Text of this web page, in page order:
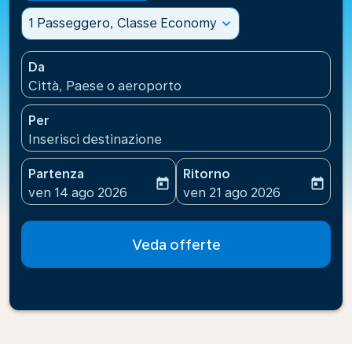
1 Passeggero, Classe Economy expand_more
Da
Città, Paese o aeroporto
Per
Inserisci destinazione
Partenza
fc-booking-departure-date-aria-label
ven 14 ago 2026
today
Ritorno
fc-booking-return-date-
ven 21 ago 2026
today
Veda offerte